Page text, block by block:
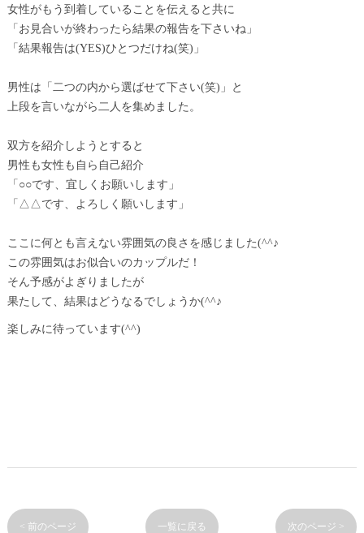
女性がもう到着していることを伝えると共に
「お見合いが終わったら結果の報告を下さいね」
「結果報告は(YES)ひとつだけね(笑)」
男性は「二つの内から選ばせて下さい(笑)」と
上段を言いながら二人を集めました。
双方を紹介しようとすると
男性も女性も自ら自己紹介
「○○です、宜しくお願いします」
「△△です、よろしく願いします」
ここに何とも言えない雰囲気の良さを感じました(^^♪
この雰囲気はお似合いのカップルだ！
そん予感がよぎりましたが
果たして、結果はどうなるでしょうか(^^♪
楽しみに待っています(^^)
< 前のページ 一覧に戻る 次のページ >